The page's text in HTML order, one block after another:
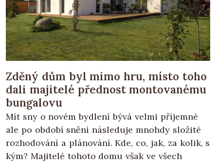
Zděný dům byl mimo hru, místo toho
dali majitelé přednost montovanému
bungalovu
Mít sny o novém bydlení bývá velmi příjemné
ale po období snění následuje mnohdy složité
rozhodování a plánování. Kde, co, jak, za kolik, s
kým? Majitelé tohoto domu však ve všech